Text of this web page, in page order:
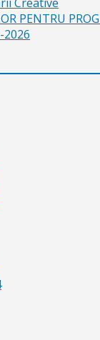
PENTRU
2026